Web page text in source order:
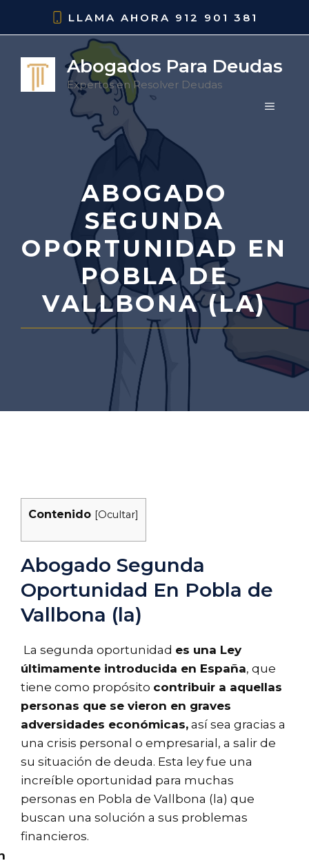
LLAMA AHORA 912 901 381
Abogados Para Deudas
Expertos en Resolver Deudas
MENÚ
ABOGADO
SEGUNDA
OPORTUNIDAD EN
POBLA DE
VALLBONA (LA)
Contenido [Ocultar]
Abogado Segunda
Oportunidad En Pobla de
Vallbona (la)
La segunda oportunidad es una Ley
últimamente introducida en España, que
tiene como propósito contribuir a aquellas
personas que se vieron en graves
adversidades económicas, así sea gracias a
una crisis personal o empresarial, a salir de
su situación de deuda. Esta ley fue una
increíble oportunidad para muchas
personas en Pobla de Vallbona (la) que
buscan una solución a sus problemas
financieros.